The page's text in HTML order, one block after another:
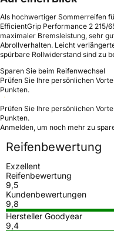
Als hochwertiger Sommerreifen
EfficientGrip Performance 2 215/
maximaler Bremsleistung, sehr
Abrollverhalten. Leicht
spürbare Rollwiderstand sind zu
Sparen Sie beim Reifenwechsel
Prüfen Sie Ihre persönlichen
Punkten.
Prüfen Sie Ihre persönlichen
Punkten.
Anmelden, um noch mehr zu
Reifenbewertung
Exzellent
Reifenbewertung
9,5
Kundenbewertungen
9,8
Hersteller Goodyear
9,4